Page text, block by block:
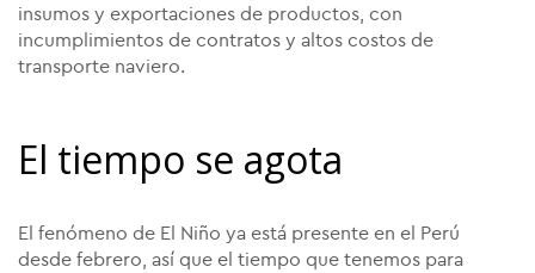
insumos y exportaciones de productos, con
incumplimientos de contratos y altos costos de
transporte naviero.
El tiempo se agota
El fenómeno de El Niño ya está presente en el Perú
desde febrero, así que el tiempo que tenemos para